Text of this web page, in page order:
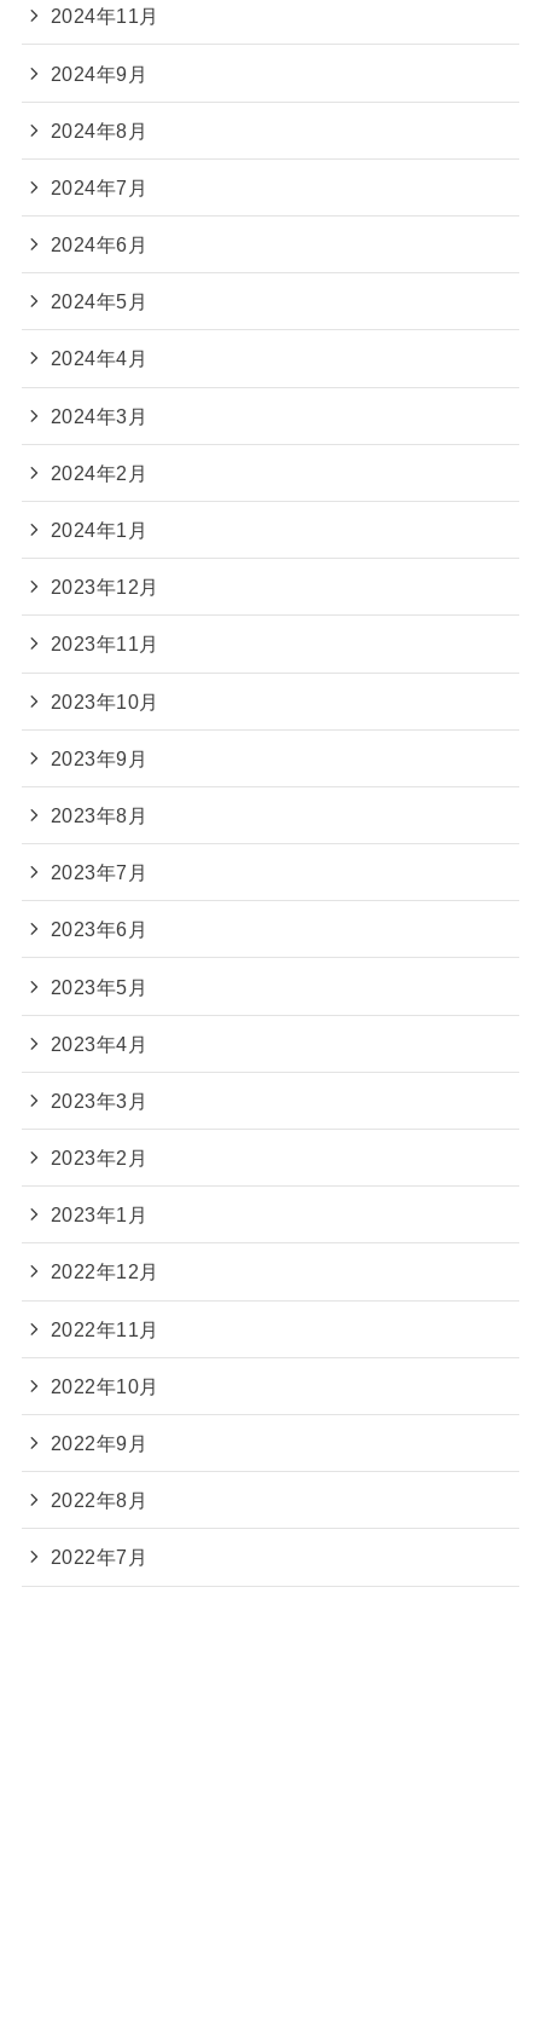
2024年11月
2024年9月
2024年8月
2024年7月
2024年6月
2024年5月
2024年4月
2024年3月
2024年2月
2024年1月
2023年12月
2023年11月
2023年10月
2023年9月
2023年8月
2023年7月
2023年6月
2023年5月
2023年4月
2023年3月
2023年2月
2023年1月
2022年12月
2022年11月
2022年10月
2022年9月
2022年8月
2022年7月